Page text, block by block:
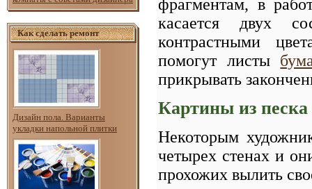
Как сделать ремонт
Дизайн пола. Варианты
укладки напольной плитки
фрагментам, в
касается двух
контрастными
помогут листы
прикрывать
Картины из песка
Некоторым
четырех стенах и
прохожих вылить